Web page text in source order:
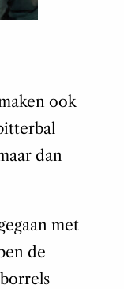
ook
dan
met
de